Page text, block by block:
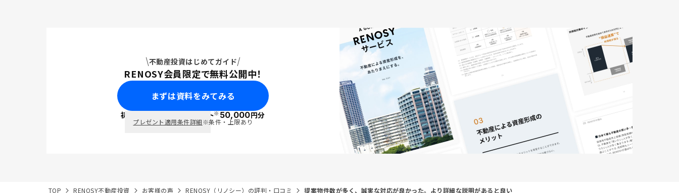
不動産投資はじめてガイド
RENOSY会員限定で無料公開中！
まずは資料をみてみる
初回面談で ポイント※50,000円分
プレゼント適用条件詳細※条件・上限あり
TOP RENOSY不動産投資 お客様の声 RENOSY（リノシー）の評判・口コミ 提案物件数が多く、誠実な対応が良かった。より詳細な説明があると良い